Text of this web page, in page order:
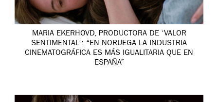
MARIA EKERHOVD, PRODUCTORA DE ‘VALOR
SENTIMENTAL’: “EN NORUEGA LA INDUSTRIA
CINEMATOGRÁFICA ES MÁS IGUALITARIA QUE EN
ESPAÑA”